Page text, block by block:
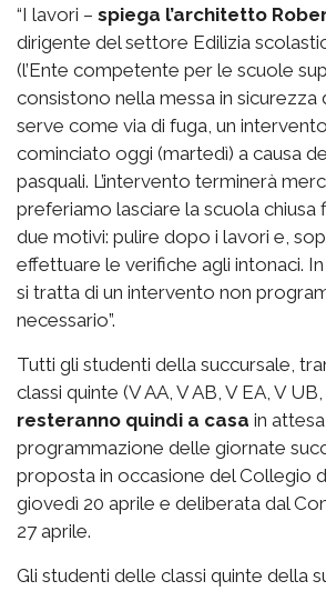
“I lavori – spiega l’architetto
dirigente del settore Edilizia
(l’Ente competente per le scuole
consistono nella messa in sicurezza
serve come via di fuga, un
cominciato oggi (martedì) a causa
pasquali. L’intervento terminerà
preferiamo lasciare la scuola chiusa
due motivi: pulire dopo i lavori e,
effettuare le verifiche agli intonaci.
si tratta di un intervento non
necessario”.
Tutti gli studenti della succursale,
classi quinte (V AA, V AB, V EA, V
resteranno quindi a casa in
programmazione delle giornate
proposta in occasione del Collegio
giovedì 20 aprile e deliberata dal
27 aprile.
Gli studenti delle classi quinte della